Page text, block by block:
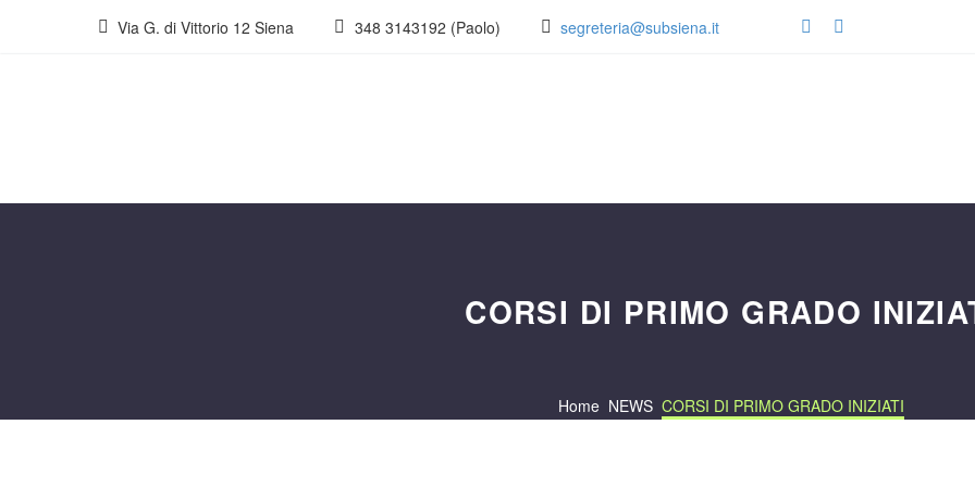
Via G. di Vittorio 12 Siena 348 3143192 (Paolo) segreteria@subsiena.it
CORSI DI PRIMO GRADO
Home NEWS CORSI DI PRIMO GRADO INIZIATI